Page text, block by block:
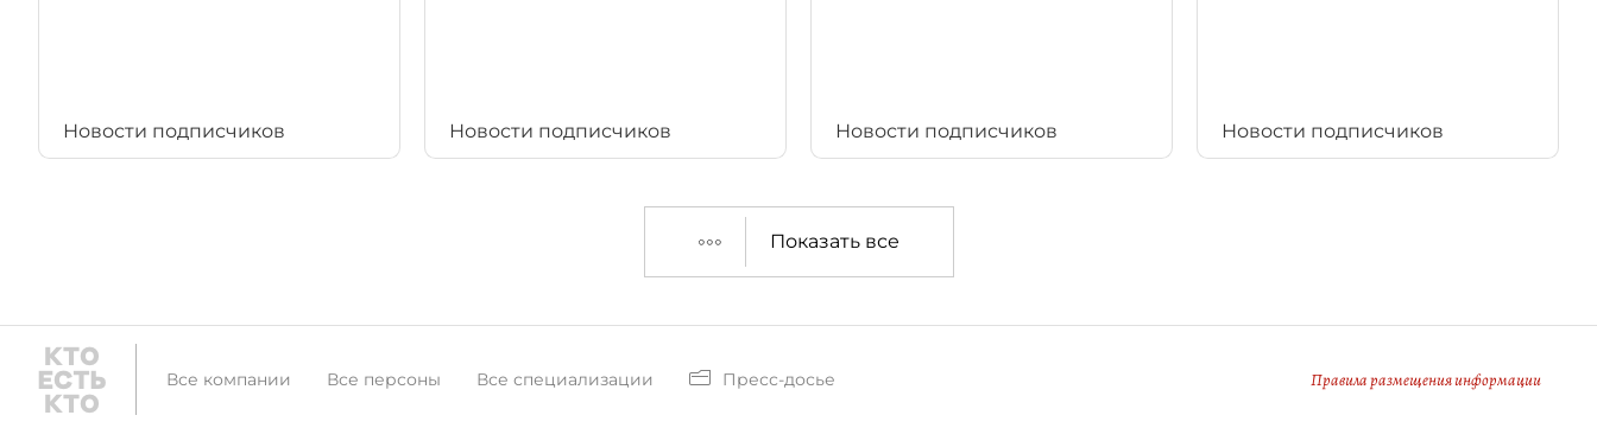
Новости подписчиков Новости подписчиков Новости подписчиков Новости подписчиков
Показать все
Все компании Все персоны Все специализации Пресс-досье Правила размещения информации